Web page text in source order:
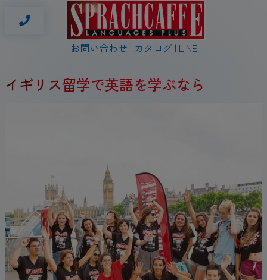
お問い合わせ カタログ LINE
イギリス留学で英語を学ぶなら